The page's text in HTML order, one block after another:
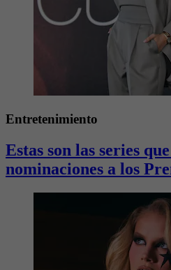
Entretenimiento
Estas son las series
nominaciones a los